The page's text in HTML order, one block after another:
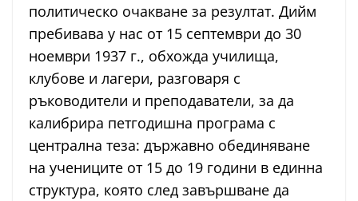
политическо очакване за резултат. Дийм
пребивава у нас от 15 септември до 30
ноември 1937 г., обхожда училища,
клубове и лагери, разговаря с
ръководители и преподаватели, за да
калибрира петгодишна програма с
централна теза: държавно обединяване
на учениците от 15 до 19 години в единна
структура, която след завършване да